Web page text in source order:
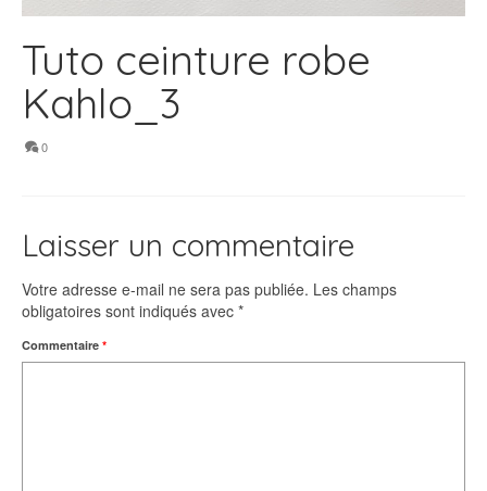
Tuto ceinture robe
Kahlo_3
0
Laisser un commentaire
Votre adresse e-mail ne sera pas publiée. Les champs
obligatoires sont indiqués avec *
Commentaire *